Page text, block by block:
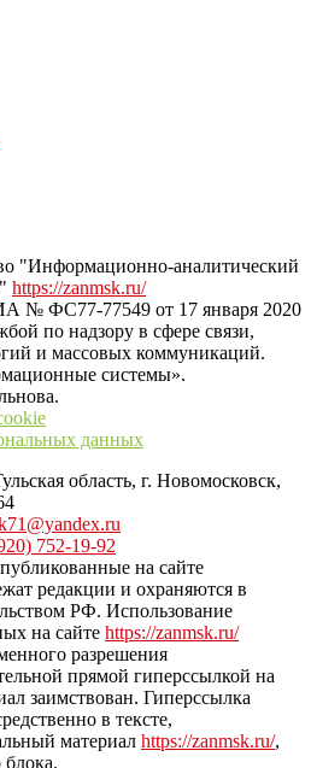
дня в Тульской области на сайте
"Информационно-аналитический
https://zanmsk.ru/
№ ФС77-77549 от 17 января 2020
по надзору в сфере связи,
и массовых коммуникаций.
системы».
данных
область, г. Новомосковск,
752-19-92
на сайте
редакции и охраняются в
РФ. Использование
на сайте https://zanmsk.ru/
разрешения
прямой гиперссылкой на
заимствован. Гиперссылка
в тексте,
материал https://zanmsk.ru/,